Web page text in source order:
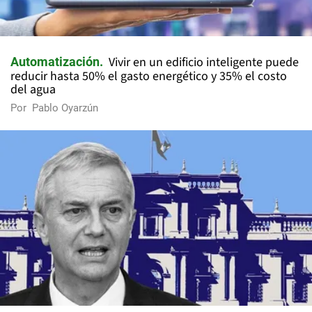
Automatización
Vivir en un edificio inteligente puede
reducir hasta 50% el gasto energético y 35% el costo
del agua
Por Pablo Oyarzún